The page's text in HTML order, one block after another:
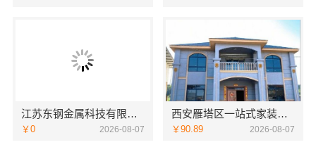
江苏东钢金属科技有限公司：工厂怎么样
￥0 2026-08-07
西安雁塔区一站式家装设计刚需房售后完善，居安天成（西安）建筑工程有限责任公司
￥90.89 2026-08-07